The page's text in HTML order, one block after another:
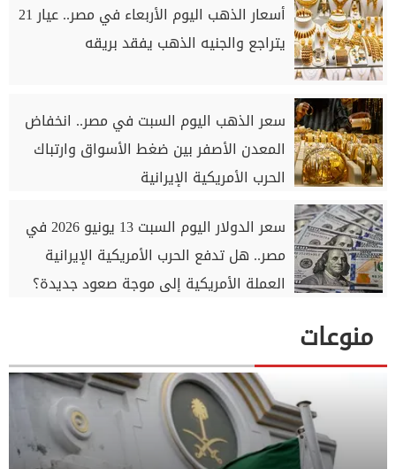
أسعار الذهب اليوم الأربعاء في مصر.. عيار 21
يتراجع والجنيه الذهب يفقد بريقه
سعر الذهب اليوم السبت في مصر.. انخفاض
المعدن الأصفر بين ضغط الأسواق وارتباك
الحرب الأمريكية الإيرانية
سعر الدولار اليوم السبت 13 يونيو 2026 في
مصر.. هل تدفع الحرب الأمريكية الإيرانية
العملة الأمريكية إلى موجة صعود جديدة؟
منوعات